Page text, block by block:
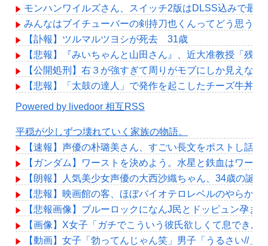
モンハンワイルズさん、スイッチ2版はDLSS込みで最
みんなはブイチューバーの剣持刀也くんってどう思う？
【訃報】ツルマルツヨシが死去 31歳
【悲報】『みいちゃんと山田さん』、近大准教授「残
【公開処刑】右３が強すぎて周りがモブにしか見えな
【悲報】「太鼓の達人」で発作を起こしたチーズ牛丼
Powered by livedoor 相互RSS
平穏が少しずつ壊れていく家族の物語。
【速報】声優の朴璐美さん、すごい長文をポストし話
【ガンダム】ワーストを決めよう。水星と鉄血はワー
【朗報】人気美少女声優の大西沙織ちゃん、34歳の誕
【悲報】映画館の客、ほぼバイオテロレベルのやらか
【悲報画像】ブルーロックになんJ民とドッピュン孕ま
【画像】X女子「ガチでこういう彼氏欲しくて息できん
【動画】女子「勃ってんじゃん笑」男子「うるさい//